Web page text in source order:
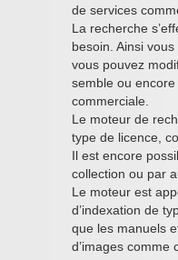
de services
La recherche
besoin. Ainsi
vous pouvez
semble ou
commerciale.
Le moteur de
type de licence,
Il est encore
collection ou par
Le moteur est
d’indexation de
que les manuels
d’images comme